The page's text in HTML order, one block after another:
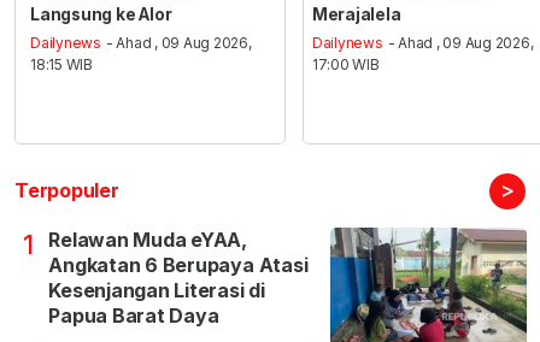
Langsung ke Alor
Dailynews - Ahad , 09 Aug 2026,
18:15 WIB
Merajalela
Dailynews - Ahad , 09 Aug 2026,
17:00 WIB
Terpopuler >
1
Relawan Muda eYAA,
Angkatan 6 Berupaya Atasi
Kesenjangan Literasi di
Papua Barat Daya